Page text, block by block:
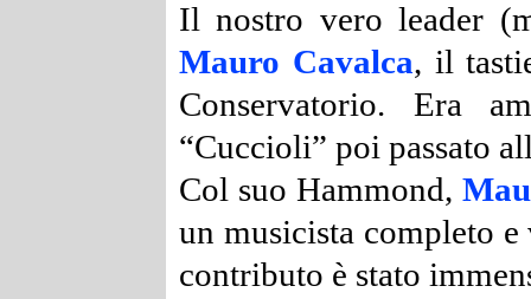
Il nostro vero leader
Mauro Cavalca, il
Conservatorio. Era
“Cuccioli” poi passato
Col suo Hammond,
un musicista completo
contributo è stato